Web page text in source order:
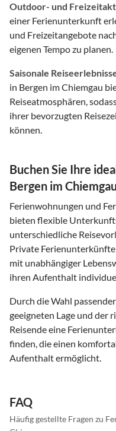
Outdoor- und
einer Ferienunterkunft
und Freizeitangebote
eigenen Tempo zu planen.
Saisonale
in Bergen im Chiemgau
Reiseatmosphären,
ihrer bevorzugten
können.
Buchen Sie Ihre
Bergen im Chiemgau
Ferienwohnungen und
bieten flexible
unterschiedliche
Private
mit unabhängiger
ihren Aufenthalt
Durch die Wahl
geeigneten Lage und der
Reisende eine
finden, die einen
Aufenthalt ermöglicht.
FAQ
Häufig gestellte Fragen zu